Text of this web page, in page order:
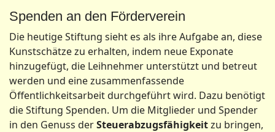
Spenden an den Förderverein
Die heutige Stiftung sieht es als ihre Aufgabe an, diese
Kunstschätze zu erhalten, indem neue Exponate
hinzugefügt, die Leihnehmer unterstützt und betreut
werden und eine zusammenfassende
Öffentlichkeitsarbeit durchgeführt wird. Dazu benötigt
die Stiftung Spenden. Um die Mitglieder und Spender
in den Genuss derSteuerabzugsfähigkeitzu bringen,